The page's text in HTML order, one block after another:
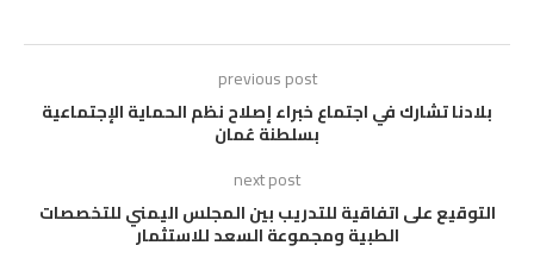
previous post
بلادنا تشارك في اجتماع خبراء إصلاح نظم الحماية الإجتماعية
بسلطنة عُمان
next post
التوقيع على اتفاقية للتدريب بين المجلس اليمني للتخصصات
الطبية ومجموعة السعد للاستثمار